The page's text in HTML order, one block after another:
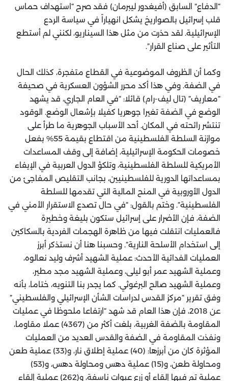
“الدفاع” السابق (أفيغدور ليبرمان) فقد صرح “استهداف حماس
قلب إسرائيل بالصواريخ يشكل انهياراً في سياسة الردع
الإسرائيلية. لقد حذرت من مثل هذا السيناريو، لكنني لم أستطع
التأثير على صناع القرار”.
وكما أن الظروف الموضوعية في القطاع متفجرة، كذلك الحال
في الضفة. وفي هذا أكد محرر الشؤون العسكرية في صحيفة
“معاريف” (تال ليف-رام) قائلا: “في العام الجاري، قد يشهد
الوضع في الضفة تغيرا جوهريا كفيلا بإشعال الوضع. الوقود
تنتشر رائحته في المكان. أحد الأسباب الجوهرية ما طرأ على
موازنة السلطة الفلسطينية من اقتطاع بقيمة 55% بفعل
خصومات الحكومة الإسرائيلية، إضافة إلى وقف المساعدات
الأمريكية للسلطة الفلسطينية، وتلكؤ الدول العربية في الإيفاء
بمساعداتها الدورية للفلسطينيين، بجانب التقليص المفاجئ من
الدول الأوروبية في المنح المالية التي تقدمها للسلطة
الفلسطينية”. وختم بالقول: “في حال تصدع الاستقرار الأمني في
الضفة، فإن الأضرار على إسرائيل ستكون بليغة وخطيرة
فالعمليات انتقلت فيها من ظاهرة الهجمات الفردية بالسكاكين
إلى استخدام الأسلحة النارية”. وحسبنا هنا أن نستذكر أبرز
العمليات الفدائية الأحدث: عملية الشهيد أشرف وليد نعالوه،
وعملية الشهيد عمر أبو ليلى، وعملية الشهيد مجد مطير،
وعملية الشهيد صالح البرغوثي. كما يجدر بنا التنويه، ختاما، بأنه
وفق تقرير “مركز القدس لدراسات الشأن الإسرائيلي والفلسطيني”
عن 2018، فإن هذا العام قد شهد “ارتفاعا ملحوظا في عمليات
المقاومة بالضفة الغربية، بلغت أكثر من (4367) عملا مقاوما،
ونفذت المقاومة في الضفة والقدس العديد من العمليات
المؤثرة كان من أبرزها: (40) عملية إطلاق نار، و(33) عملية طعن
ومحاولة طعن، و(15) عملية دهس ومحاولة دهس، و(53)
عملية تم فيها إلقاء أو زرع عبوات ناسفة، و(262) عملية إلقاء